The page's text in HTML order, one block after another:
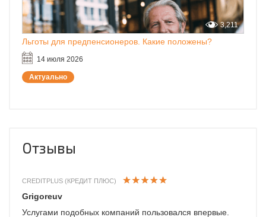
Льготы для предпенсионеров. Какие положены?
14 июля 2026
3,211
Актуально
Отзывы
CREDITPLUS (КРЕДИТ ПЛЮС)
Grigoreuv
Услугами подобных компаний пользовался впервые.